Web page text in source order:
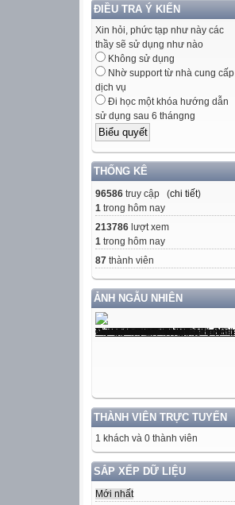
ĐIỀU TRA Ý KIẾN
Xin hỏi, phức tạp như này các
thầy sẽ sử dụng như nào
Không sử dụng
Nhờ support từ nhà cung cấp
dịch vụ
Đi học một khóa hướng dẫn
sử dụng sau 6 thángng
THỐNG KÊ
96586 truy cập (chi tiết)
1 trong hôm nay
213786 lượt xem
1 trong hôm nay
87 thành viên
ẢNH NGẪU NHIÊN
THÀNH VIÊN TRỰC TUYẾN
1 khách và 0 thành viên
SẮP XẾP DỮ LIỆU
Mới nhất